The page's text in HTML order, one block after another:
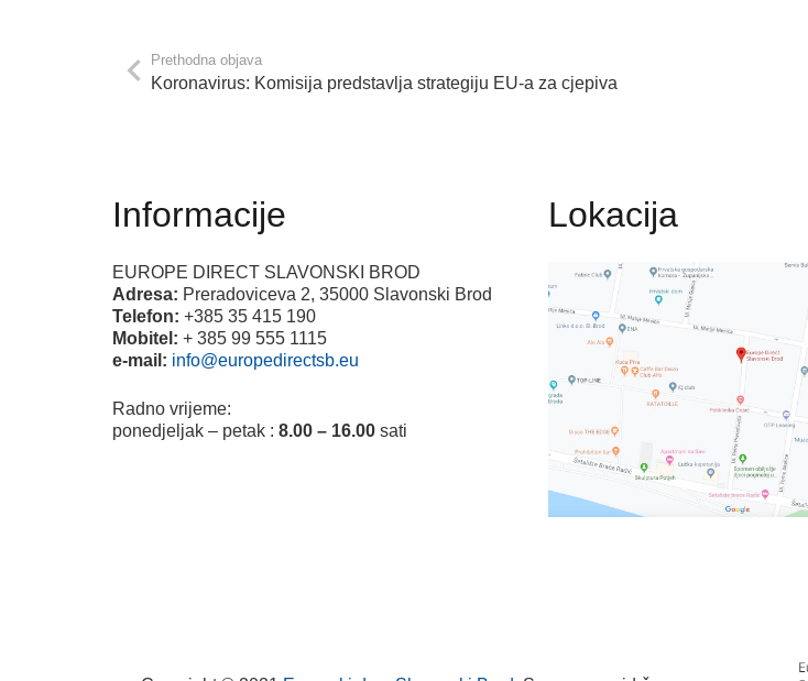
Prethodna objava
Koronavirus: Komisija predstavlja strategiju EU-a za cjepiva
Informacije
EUROPE DIRECT SLAVONSKI BROD
Adresa: Preradoviceva 2, 35000 Slavonski Brod
Telefon: +385 35 415 190
Mobitel: + 385 99 555 1115
e-mail: info@europedirectsb.eu
Radno vrijeme:
ponedjeljak – petak : 8.00 – 16.00 sati
Lokacija